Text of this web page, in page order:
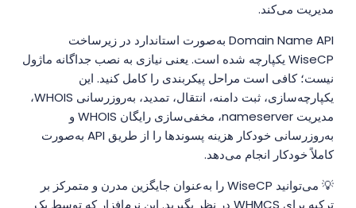
مدیریت می‌کند.
Domain Name API به‌صورت استاندارد در زیرساخت
WiseCP یکپارچه شده است. یعنی نیازی به نصب جداگانه ماژول
نیست؛ کافی است مراحل پیکربندی را کامل کنید. این
یکپارچه‌سازی، ثبت دامنه، انتقال، تمدید، به‌روزرسانی WHOIS،
مدیریت nameserver، مخفی‌سازی رایگان WHOIS و
به‌روزرسانی خودکار هزینه پسوندها را از طریق API به‌صورت
کاملاً خودکار انجام می‌دهد.
💡 می‌توانید WiseCP را به‌عنوان جایگزین مدرن و متمرکز بر